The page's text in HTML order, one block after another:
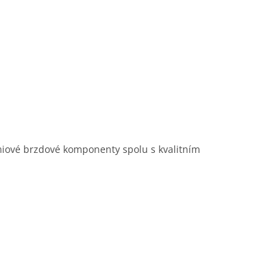
brzdové komponenty spolu s kvalitním